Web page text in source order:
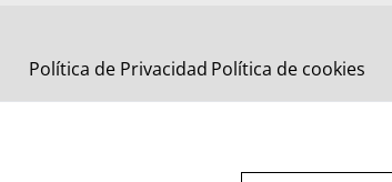
Política de Privacidad Política de cookies